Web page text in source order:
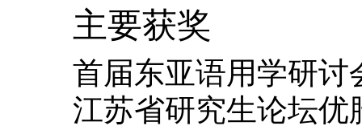
主要获奖
首届东亚语用学研讨
江苏省研究生论坛优